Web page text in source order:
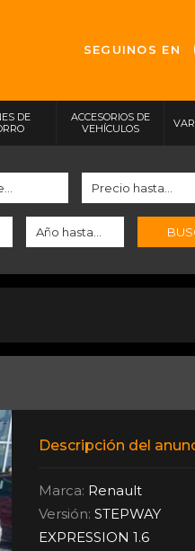
SEGUINOS EN
DE
ACCESORIOS DE
VEHÍCULOS
Descripción del
Marca: Renault
Versión: STEPWAY
EXPRESSION 1.6